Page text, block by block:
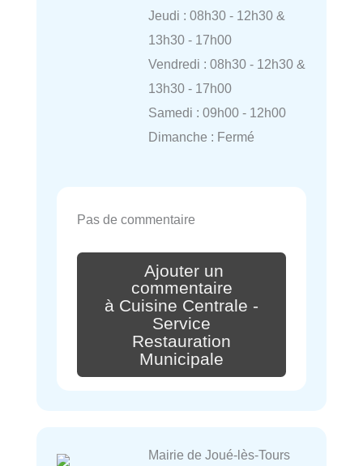
Jeudi : 08h30 - 12h30 &
13h30 - 17h00
Vendredi : 08h30 - 12h30 &
13h30 - 17h00
Samedi : 09h00 - 12h00
Dimanche : Fermé
Pas de commentaire
Ajouter un
commentaire
à Cuisine Centrale -
Service
Restauration
Municipale
Mairie de Joué-lès-Tours